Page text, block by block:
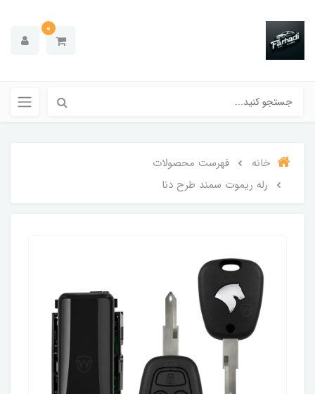
0
خانه
فهرست محصولات
رله ریموت سمند طرح دنا